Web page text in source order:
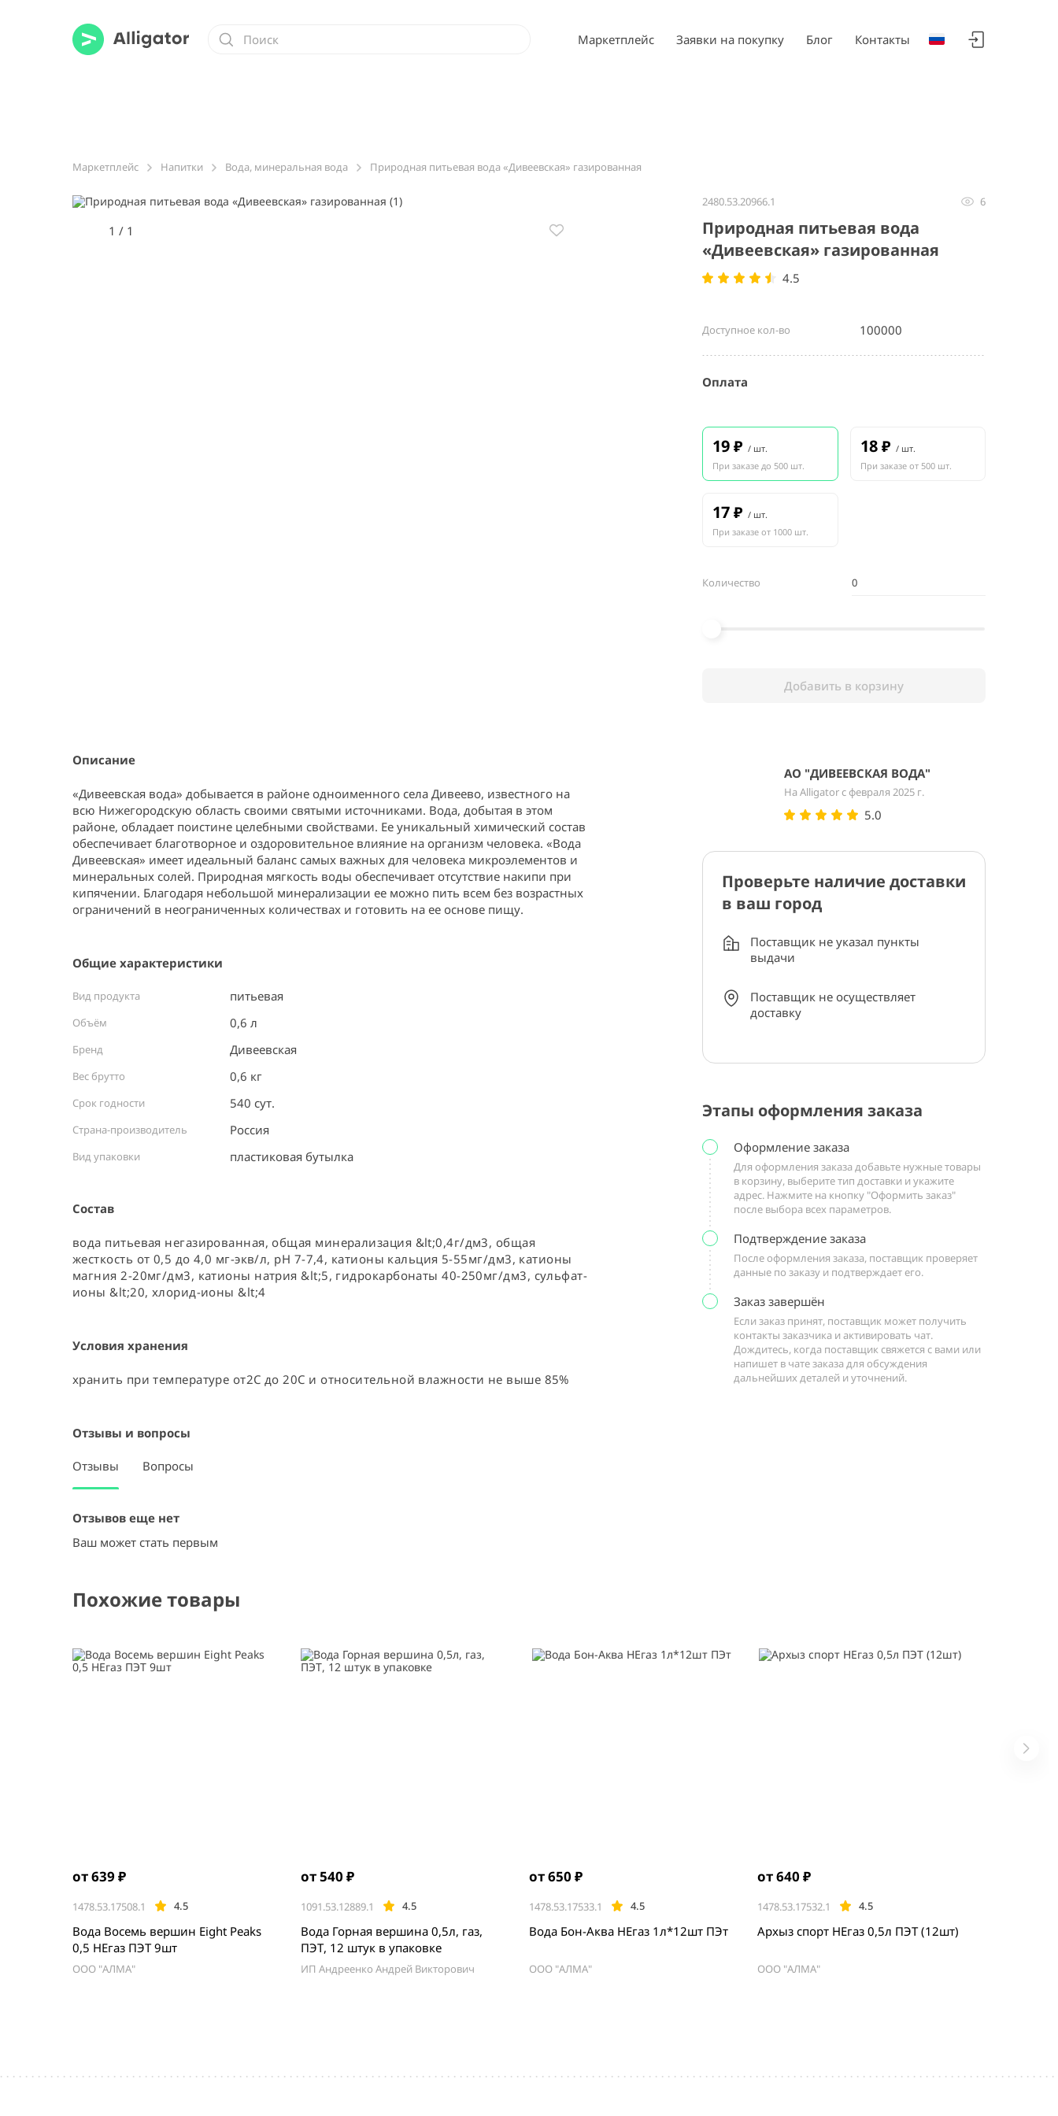
Маркетплейс Заявки на покупку Блог Контакты
Маркетплейс Напитки Вода, минеральная вода Природная питьевая вода «Дивеевская» газированная
1 / 1
1
Описание
«Дивеевская вода» добывается в районе одноименного села Дивеево, известного на
всю Нижегородскую область своими святыми источниками. Вода, добытая в этом
районе, обладает поистине целебными свойствами. Ее уникальный химический состав
обеспечивает благотворное и оздоровительное влияние на организм человека. «Вода
Дивеевская» имеет идеальный баланс самых важных для человека микроэлементов и
минеральных солей. Природная мягкость воды обеспечивает отсутствие накипи при
кипячении. Благодаря небольшой минерализации ее можно пить всем без возрастных
ограничений в неограниченных количествах и готовить на ее основе пищу.
Общие характеристики
Вид продукта питьевая
Объём 0,6 л
Бренд Дивеевская
Вес брутто 0,6 кг
Срок годности 540 сут.
Страна-производитель Россия ⠀
Вид упаковки пластиковая бутылка ⠀
Состав
вода питьевая негазированная, общая минерализация &lt;0,4г/дм3, общая
жесткость от 0,5 до 4,0 мг-экв/л, рН 7-7,4, катионы кальция 5-55мг/дм3, катионы
магния 2-20мг/дм3, катионы натрия &lt;5, гидрокарбонаты 40-250мг/дм3, сульфат-
ионы &lt;20, хлорид-ионы &lt;4
Условия хранения
хранить при температуре от2С до 20С и относительной влажности не выше 85%
Отзывы и вопросы
Отзывы Вопросы
Отзывов еще нет
Ваш может стать первым
2480.53.20966.1 6
Природная питьевая вода
«Дивеевская» газированная
4.5
Доступное кол-во 100000
Оплата
19₽ / шт.
При заказе до 500 шт.
18₽ / шт.
При заказе от 500 шт.
17₽ / шт.
При заказе от 1000 шт.
Количество
Добавить в корзину
АО "ДИВЕЕВСКАЯ ВОДА"
На Alligator с февраля 2025 г.
5.0
Проверьте наличие доставки
в ваш город
Поставщик не указал пункты
выдачи
Поставщик не осуществляет
доставку
Этапы оформления заказа
Оформление заказа
Для оформления заказа добавьте нужные товары
в корзину, выберите тип доставки и укажите
адрес. Нажмите на кнопку "Оформить заказ"
после выбора всех параметров.
Подтверждение заказа
После оформления заказа, поставщик проверяет
данные по заказу и подтверждает его.
Заказ завершён
Если заказ принят, поставщик может получить
контакты заказчика и активировать чат.
Дождитесь, когда поставщик свяжется с вами или
напишет в чате заказа для обсуждения
дальнейших деталей и уточнений.
Похожие товары
от 639 ₽
1478.53.17508.1 4.5
Вода Восемь вершин Eight Peaks
0,5 НЕгаз ПЭТ 9шт
ООО "АЛМА"
от 540 ₽
1091.53.12889.1 4.5
Вода Горная вершина 0,5л, газ,
ПЭТ, 12 штук в упаковке
ИП Андреенко Андрей Викторович
от 650 ₽
1478.53.17533.1 4.5
Вода Бон-Аква НЕгаз 1л*12шт ПЭт
ООО "АЛМА"
от 640 ₽
1478.53.17532.1 4.5
Архыз спорт НЕгаз 0,5л ПЭТ (12шт)
ООО "АЛМА"